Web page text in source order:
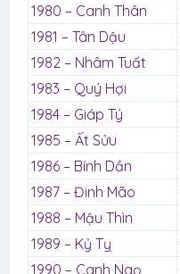
1980 – Canh Thân
1981 – Tân Dậu
1982 – Nhâm Tuất
1983 – Quý Hợi
1984 – Giáp Tý
1985 – Ất Sửu
1986 – Bính Dần
1987 – Đinh Mão
1988 – Mậu Thìn
1989 – Kỷ Tỵ
1990 – Canh Ngọ